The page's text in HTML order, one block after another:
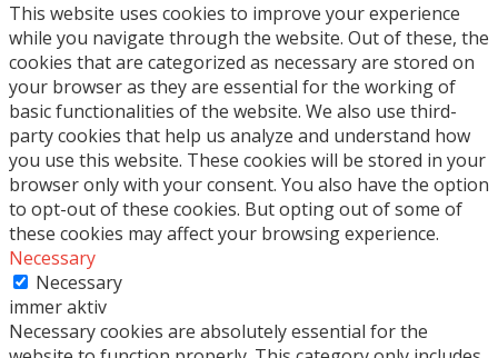
This website uses cookies to improve your experience
while you navigate through the website. Out of these, the
cookies that are categorized as necessary are stored on
your browser as they are essential for the working of
basic functionalities of the website. We also use third-
party cookies that help us analyze and understand how
you use this website. These cookies will be stored in your
browser only with your consent. You also have the option
to opt-out of these cookies. But opting out of some of
these cookies may affect your browsing experience.
Necessary
Necessary
immer aktiv
Necessary cookies are absolutely essential for the